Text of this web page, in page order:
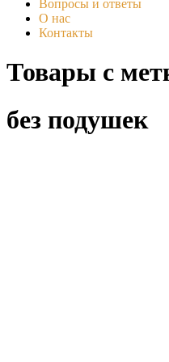
Вопросы и ответы
О нас
Контакты
Товары с
без подушек